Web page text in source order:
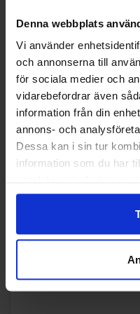
Denna webbplats
Vi använder
och annonserna till
för sociala medier och
vidarebefordrar även
information från din
annons- och
Dessa kan i sin tur
information som du har
Nyhet!
Matthijs Veggie Sur
2kg